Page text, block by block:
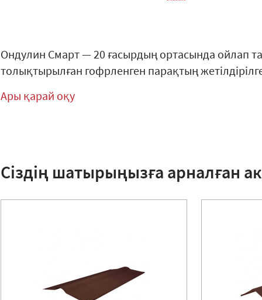
Ондулин Смарт — 20 ғасырдың ортасында ойлап
толықтырылған гофрленген парақтың
Ары қарай оқу
Сіздің шатырыңызға арналған